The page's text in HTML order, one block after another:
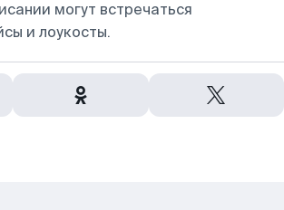
могут встречаться
и лоукосты.